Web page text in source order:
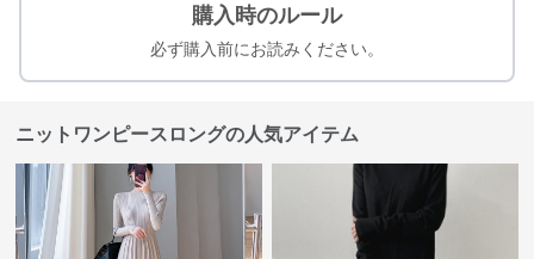
購入時のルール
必ず購入前にお読みください。
ニットワンピースロングの人気アイテム